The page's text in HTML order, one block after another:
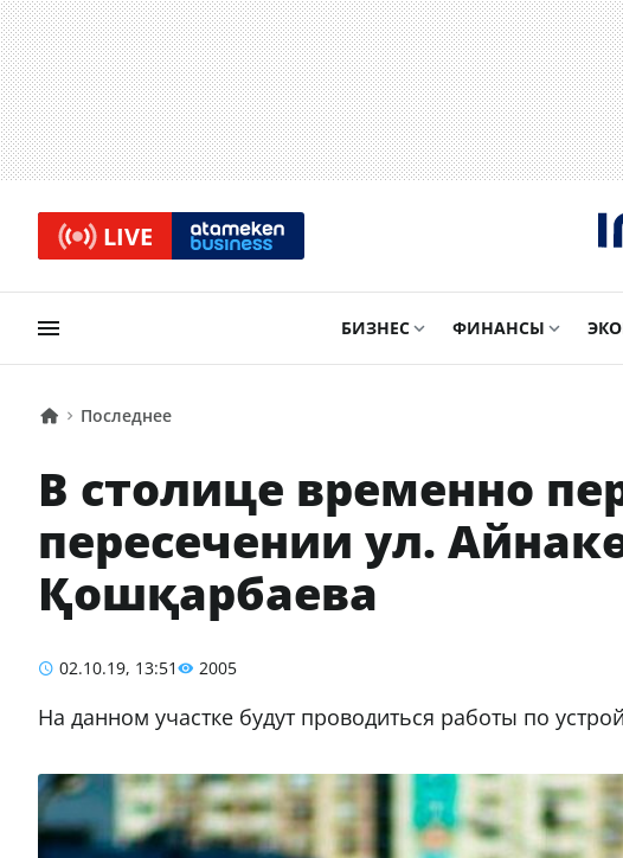
LIVE
БИЗНЕС ФИНАНСЫ
Последнее
В столице временно
пересечении ул.
Қошқарбаева
02.10.19, 13:51 2005
На данном участке будут проводиться работы по